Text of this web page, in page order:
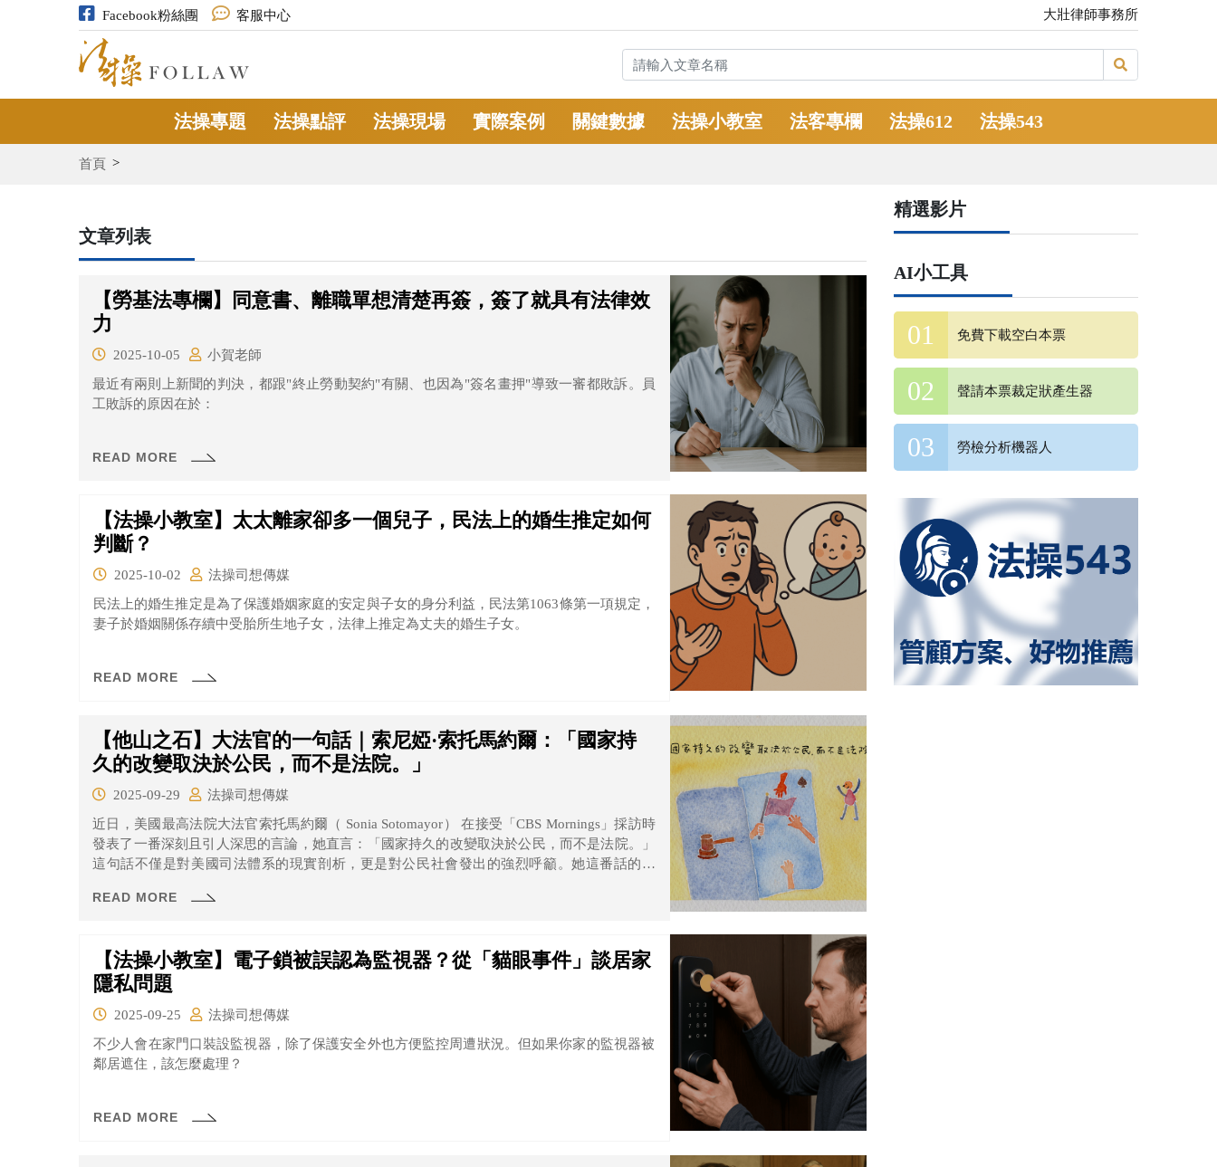
Facebook粉絲團 客服中心 大壯律師事務所
法操專題 法操點評 法操現場 實際案例 關鍵數據 法操小教室 法客專欄 法操612 法操543
首頁
文章列表
【勞基法專欄】同意書、離職單想清楚再簽，簽了就具有法律效
力
2025-10-05
小賀老師
最近有兩則上新聞的判決，都跟"終止勞動契約"有關、也因為"簽名畫押"導致一審都敗訴。員
工敗訴的原因在於：
READ MORE
【法操小教室】太太離家卻多一個兒子，民法上的婚生推定如何
判斷？
2025-10-02
法操司想傳媒
民法上的婚生推定是為了保護婚姻家庭的安定與子女的身分利益，民法第1063條第一項規定，
妻子於婚姻關係存續中受胎所生地子女，法律上推定為丈夫的婚生子女。
READ MORE
【他山之石】大法官的一句話｜索尼婭·索托馬約爾：「國家持
久的改變取決於公民，而不是法院。」
2025-09-29
法操司想傳媒
近日，美國最高法院大法官索托馬約爾（ Sonia Sotomayor） 在接受「CBS Mornings」採訪時
發表了一番深刻且引人深思的言論，她直言：「國家持久的改變取決於公民，而不是法院。」
這句話不僅是對美國司法體系的現實剖析，更是對公民社會發出的強烈呼籲。她這番話的背
READ MORE
【法操小教室】電子鎖被誤認為監視器？從「貓眼事件」談居家
隱私問題
2025-09-25
法操司想傳媒
不少人會在家門口裝設監視器，除了保護安全外也方便監控周遭狀況。但如果你家的監視器被
鄰居遮住，該怎麼處理？
READ MORE
精選影片
AI小工具
免費下載空白本票
聲請本票裁定狀產生器
勞檢分析機器人